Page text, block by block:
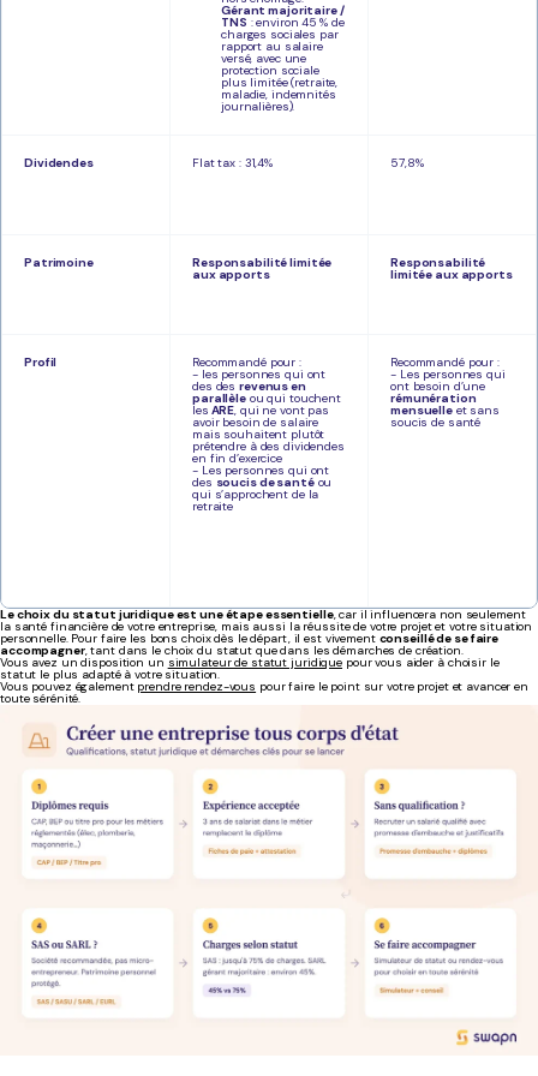
Gérant majoritaire /
TNS : environ 45 % de
charges sociales par
rapport au salaire
versé, avec une
protection sociale
plus limitée (retraite,
maladie, indemnités
journalières).
Dividendes Flat tax : 31,4% 57,8%
Patrimoine Responsabilité limitée
aux apports
Responsabilité
limitée aux apports
Profil Recommandé pour :
- les personnes qui ont
des desrevenus en
parallèleou qui touchent
les ARE, qui ne vont pas
avoir besoin de salaire
mais souhaitent plutôt
prétendre à des dividendes
en fin d’exercice
- Les personnes qui ont
des soucis de santéou
qui s’approchent de la
retraite
Recommandé pour :
- Les personnes qui
ont besoin d’une
rémunération
mensuelleet sans
soucis de santé
Le choix du statut juridique est une étape essentielle, car il influencera non seulement
la santé financière de votre entreprise, mais aussi la réussite de votre projet et votre situation
personnelle. Pour faire les bons choix dès le départ, il est vivement conseillé de se faire
accompagner, tant dans le choix du statut que dans les démarches de création.
Vous avez un disposition un simulateur de statut juridique pour vous aider à choisir le
statut le plus adapté à votre situation.
Vous pouvez également prendre rendez-vous pour faire le point sur votre projet et avancer en
toute sérénité.